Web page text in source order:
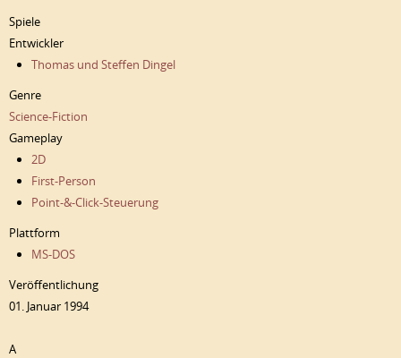
Spiele
Entwickler
Thomas und Steffen Dingel
Genre
Science-Fiction
Gameplay
2D
First-Person
Point-&-Click-Steuerung
Plattform
MS-DOS
Veröffentlichung
01. Januar 1994
A